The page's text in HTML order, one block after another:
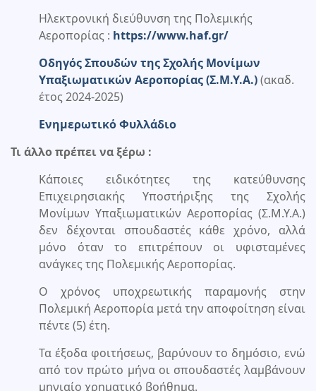
Ηλεκτρονική διεύθυνση της Πολεμικής
Αεροπορίας : https://www.haf.gr/
Οδηγός Σπουδών της Σχολής Μονίμων
Υπαξιωματικών Αεροπορίας (Σ.Μ.Υ.Α.)(ακαδ.
έτος 2024-2025)
Ενημερωτικό Φυλλάδιο
Τι άλλο πρέπει να ξέρω :
Κάποιες ειδικότητες της κατεύθυνσης
Επιχειρησιακής Υποστήριξης της Σχολής
Μονίμων Υπαξιωματικών Αεροπορίας (Σ.Μ.Υ.Α.)
δεν δέχονται σπουδαστές κάθε χρόνο, αλλά
μόνο όταν το επιτρέπουν οι υφισταμένες
ανάγκες της Πολεμικής Αεροπορίας.
Ο χρόνος υποχρεωτικής παραμονής στην
Πολεμική Αεροπορία μετά την αποφοίτηση είναι
πέντε (5) έτη.
Τα έξοδα φοιτήσεως, βαρύνουν το δημόσιο, ενώ
από τον πρώτο μήνα οι σπουδαστές λαμβάνουν
μηνιαίο χρηματικό βοήθημα.